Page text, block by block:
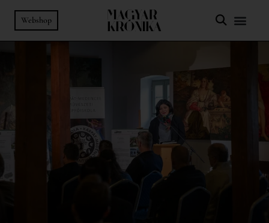
Webshop